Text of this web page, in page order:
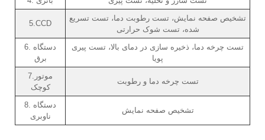
5.CCD
تشخیص صفحه نمایش، تست رطوبت دما، تست تسریع
شده، تست شوک حرارتی
6. دستگاه
برق
تست چرخه دما، ذخیره سازی در دمای بالا، تست پیری
پویا
7.موتور
کوچک
تست چرخه دما و رطوبت
8. دستگاه
ناوبری
تشخیص صفحه نمایش